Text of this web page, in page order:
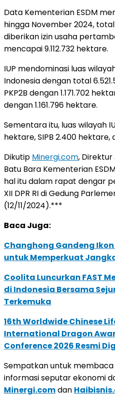
Data Kementerian ESDM
hingga November 2024,
diberikan izin usaha
mencapai 9.112.732 hektare.
IUP mendominasi luas
Indonesia dengan total
PKP2B dengan 1.171.702
dengan 1.161.796 hektare.
Sementara itu, luas wilayah
hektare, SIPB 2.400 hektare,
Dikutip Minergi.com,
Batu Bara Kementerian
hal itu dalam rapat dengar
XII DPR RI di Gedung
(12/11/2024).***
Baca Juga:
Changhong Gandeng
untuk Memperkuat
Coolita Luncurkan FAST
di Indonesia Bersama
Terkemuka
16th Worldwide Chinese
International Dragon
Conference 2026 Resmi
Sempatkan untuk
informasi seputar ekonomi
Minergi.comdan